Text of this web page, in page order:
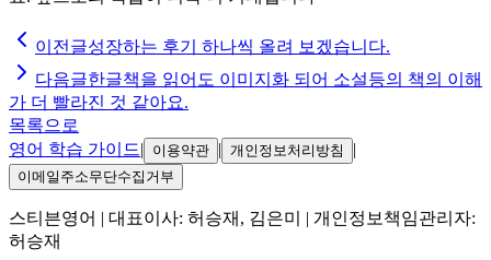
이전글성장하는 후기 하나씩 올려 보겠습니다.
다음글한글책을 읽어도 이미지화 되어 소설등의 책의 이해
가 더 빨라진 것 같아요.
목록으로
영어 학습 가이드| 이용약관 | 개인정보처리방침 |
이메일주소무단수집거부
스티븐영어 | 대표이사: 허승재, 김은미
| 개인정보책임관리자:
허승재